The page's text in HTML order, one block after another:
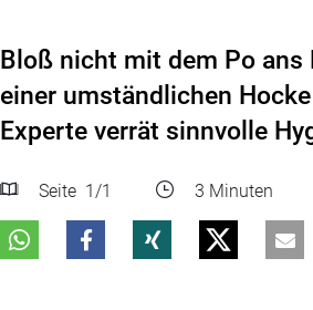
Bloß nicht mit dem Po
einer umständlichen
Experte verrät sinnvolle
Seite 1 /1 3 Minuten